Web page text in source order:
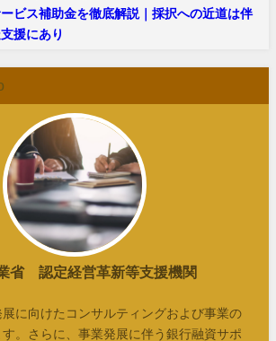
ビス補助金を徹底解説｜採択への近道は伴
援にあり
省 認定経営革新等支援機関
に向けたコンサルティングおよび事業の
。さらに、事業発展に伴う銀行融資サポ